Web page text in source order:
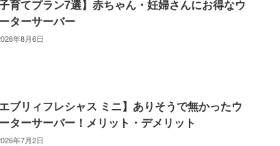
育てプラン7選】赤ちゃん・妊婦さんにお得なウ
ターサーバー
年8月6日
ブリィフレシャス ミニ】ありそうで無かったウ
ターサーバー！メリット・デメリット
年7月2日